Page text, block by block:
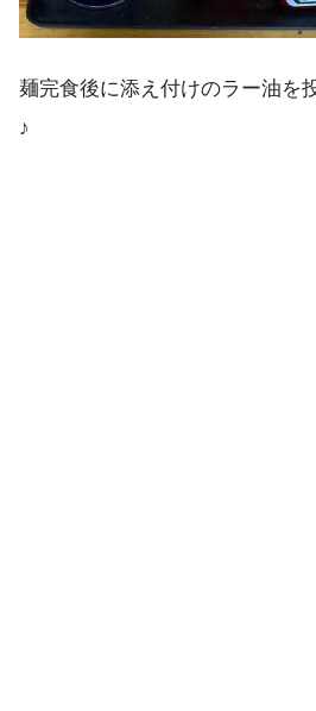
麺完食後に添え付けのラー油を
♪